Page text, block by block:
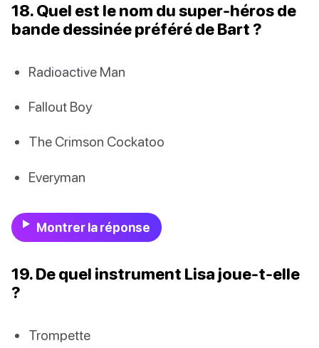
18. Quel est le nom du super-héros de
bande dessinée préféré de Bart ?
Radioactive Man
Fallout Boy
The Crimson Cockatoo
Everyman
Montrer la réponse
19. De quel instrument Lisa joue-t-elle
?
Trompette